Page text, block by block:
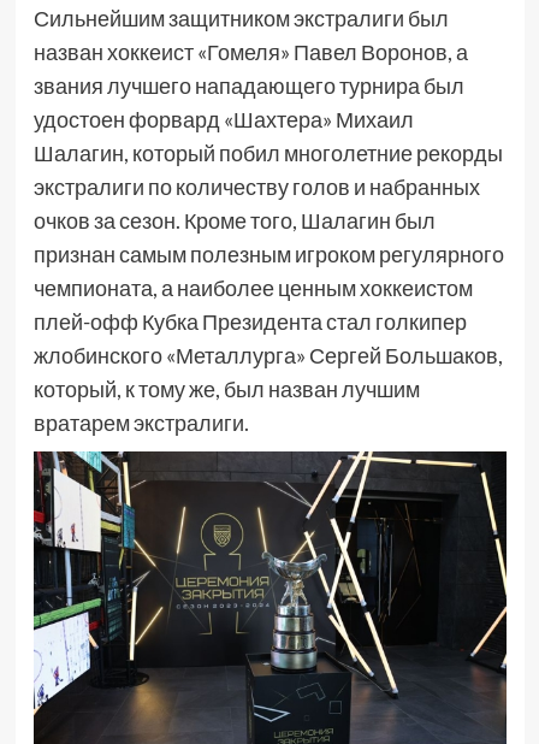
Сильнейшим защитником экстралиги был
назван хоккеист «Гомеля» Павел Воронов, а
звания лучшего нападающего турнира был
удостоен форвард «Шахтера» Михаил
Шалагин, который побил многолетние рекорды
экстралиги по количеству голов и набранных
очков за сезон. Кроме того, Шалагин был
признан самым полезным игроком регулярного
чемпионата, а наиболее ценным хоккеистом
плей-офф Кубка Президента стал голкипер
жлобинского «Металлурга» Сергей Большаков,
который, к тому же, был назван лучшим
вратарем экстралиги.